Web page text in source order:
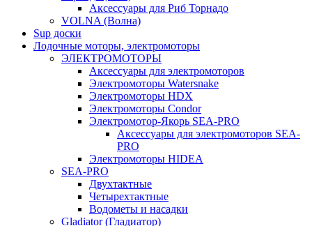
Аксессуары для Риб Торнадо
VOLNA (Волна)
Sup доски
Лодочные моторы, электромоторы
ЭЛЕКТРОМОТОРЫ
Аксессуары для электромоторов
Электромоторы Watersnake
Электромоторы HDX
Электромоторы Condor
Электромотор-Якорь SEA-PRO
Аксессуары для электромоторов SEA-
PRO
Электромоторы HIDEA
SEA-PRO
Двухтактные
Четырехтактные
Водометы и насадки
Gladiator (Гладиатор)